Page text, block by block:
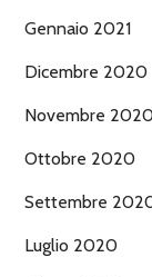
Gennaio 2021
Dicembre 2020
Novembre
Ottobre 2020
Settembre
Luglio 2020